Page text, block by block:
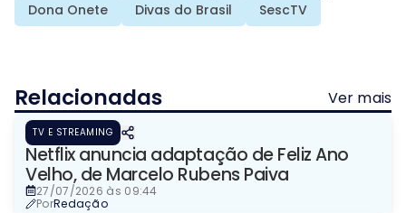
Dona Onete Divas do Brasil SescTV
Relacionadas Ver mais
TV E STREAMING
Netflix anuncia adaptação de Feliz Ano
Velho, de Marcelo Rubens Paiva
27/07/2026 às 09:44
PorRedação